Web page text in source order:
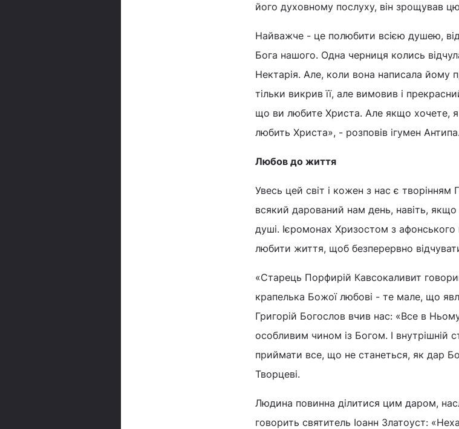
його духовному послуху, він зрощував
Найважче - це полюбити всією душею,
Бога нашого. Одна черниця колись
Нектарія. Але, коли вона написала йому
тільки викрив її, але вимовив і
що ви любите Христа. Але якщо хочете,
любить Христа», - розповів ігумен Антипа.
Любов до життя
Увесь цей світ і кожен з нас є
всякий дарований нам день, навіть,
душі. Ієромонах Хризостом з
любити життя, щоб безперервно
«Старець Порфирій Кавсокаливит
крапелька Божої любові - те мале, що
Григорій Богослов вчив нас: «Все в
особливим чином із Богом. І внутрішній
приймати все, що не станеться, як дар
Творцеві.
Людина повинна ділитися цим даром,
говорить святитель Іоанн Златоуст: